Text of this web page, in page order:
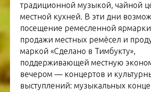
традиционной музыкой, чайной
местной кухней. В эти дни
посещение ремесленной
продажи местных ремёсел и
маркой «Сделано в Тимбукту»,
поддерживающей местную
вечером — концертов и
выступлений: музыкальных